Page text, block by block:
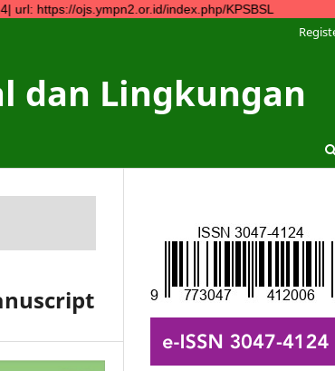
ojs.ympn2.or.id/index.php/KPSBSL
dan Lingkungan